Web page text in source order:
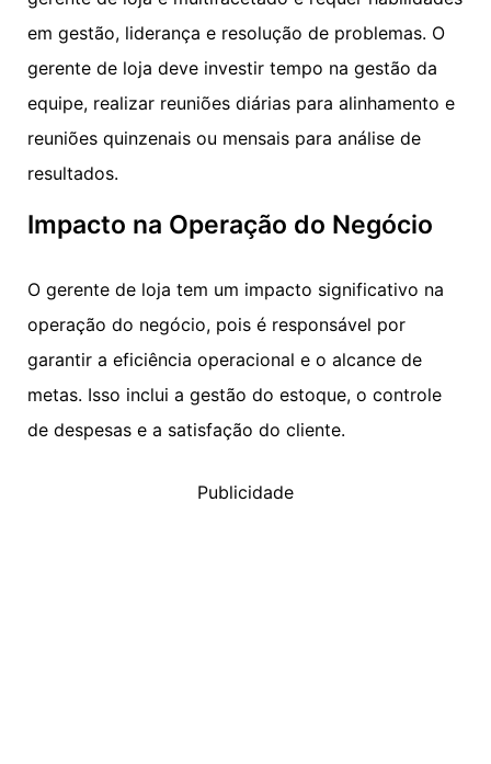
em gestão, liderança e resolução de problemas. O
gerente de loja deve investir tempo na gestão da
equipe, realizar reuniões diárias para alinhamento e
reuniões quinzenais ou mensais para análise de
resultados.
Impacto na Operação do Negócio
O gerente de loja tem um impacto significativo na
operação do negócio, pois é responsável por
garantir a eficiência operacional e o alcance de
metas. Isso inclui a gestão do estoque, o controle
de despesas e a satisfação do cliente.
Publicidade